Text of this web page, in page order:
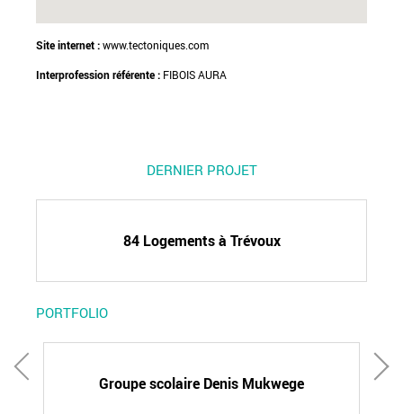
Site internet :www.tectoniques.com
Interprofession référente : FIBOIS AURA
DERNIER PROJET
84 Logements à Trévoux
PORTFOLIO
Groupe scolaire Denis Mukwege